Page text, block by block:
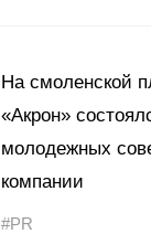
На смоленской
«Акрон»
молодежных
компании
#PR